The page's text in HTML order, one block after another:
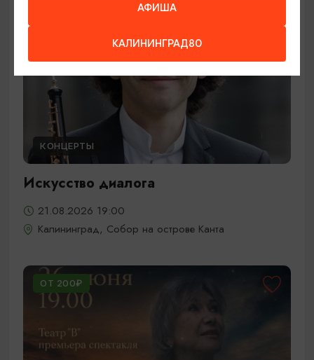
КОНЦЕРТЫ
Искусство диалога
21.08.2026 19:00
Калининград, Собор на острове Канта
ОТ 200₽
АФИША
КАЛИНИНГРАД80